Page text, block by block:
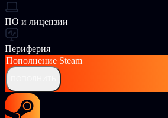
ПО и лицензии
Периферия
Пополнение Steam